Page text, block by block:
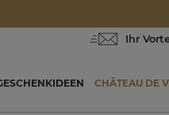
Ihr
CHÂTEAU DE